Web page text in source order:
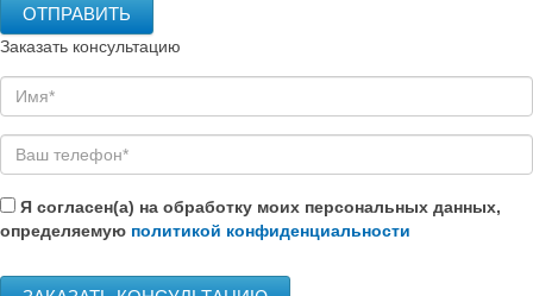
Заказать консультацию
Я согласен(а) на обработку моих персональных данных,
определяемую политикой конфиденциальности